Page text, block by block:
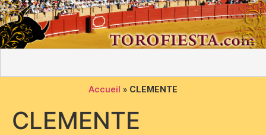
Accueil » CLEMENTE
CLEMENTE